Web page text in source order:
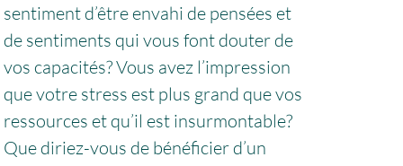
sentiment d’être envahi de pensées et
de sentiments qui vous font douter de
vos capacités? Vous avez l’impression
que votre stress est plus grand que vos
ressources et qu’il est insurmontable?
Que diriez-vous de bénéficier d’un